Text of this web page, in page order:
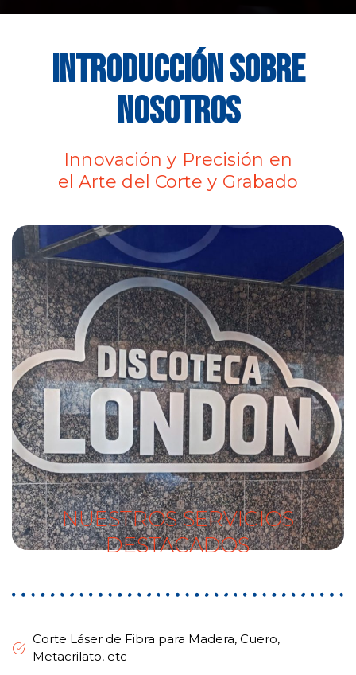
INTRODUCCIÓN SOBRE
NOSOTROS
Innovación y Precisión en
el Arte del Corte y Grabado
NUESTROS SERVICIOS
DESTACADOS
Corte Láser de Fibra para Madera, Cuero,
Metacrilato, etc